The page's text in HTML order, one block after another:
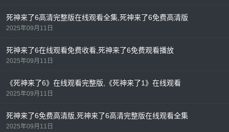
死神来了6高清完整版在线观看全集,死神来了6免费高清版
2025年09月11日
死神来了6在线观看免费收看,死神来了6免费观看播放
2025年09月11日
《死神来了6》在线观看完整版,《死神来了1》在线观看
2025年09月11日
死神来了6免费高清版,死神来了6高清完整版在线观看全集
2025年09月11日